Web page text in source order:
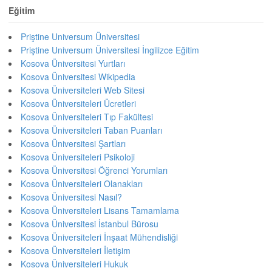
Eğitim
Priştine Universum Üniversitesi
Priştine Universum Üniversitesi İngilizce Eğitim
Kosova Üniversitesi Yurtları
Kosova Üniversitesi Wikipedia
Kosova Üniversiteleri Web Sitesi
Kosova Üniversiteleri Ücretleri
Kosova Üniversiteleri Tıp Fakültesi
Kosova Üniversiteleri Taban Puanları
Kosova Üniversitesi Şartları
Kosova Üniversiteleri Psikoloji
Kosova Üniversitesi Öğrenci Yorumları
Kosova Üniversiteleri Olanakları
Kosova Üniversitesi Nasıl?
Kosova Üniversiteleri Lisans Tamamlama
Kosova Üniversitesi İstanbul Bürosu
Kosova Üniversiteleri İnşaat Mühendisliği
Kosova Üniversiteleri İletişim
Kosova Üniversiteleri Hukuk